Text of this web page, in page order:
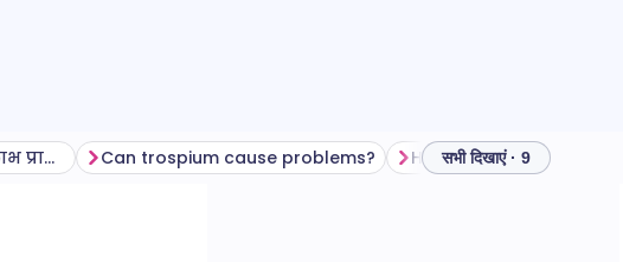
अपने उपचार से अधिकतम लाभ प्राप्त करना Can trospium cause problems? How to store trospium
सभी दिखाएं · 9